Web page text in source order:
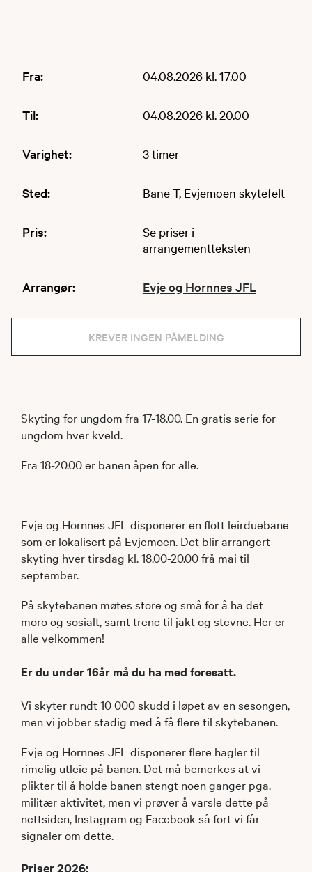
Fra: 04.08.2026 kl. 17.00
Til: 04.08.2026 kl. 20.00
Varighet: 3 timer
Sted: Bane T, Evjemoen skytefelt
Pris:
Se priser i
arrangementteksten
Arrangør: Evje og Hornnes JFL
KREVER INGEN PÅMELDING
Skyting for ungdom fra 17-18.00. En gratis serie for
ungdom hver kveld.
Fra 18-20.00 er banen åpen for alle.
Evje og Hornnes JFL disponerer en flott leirduebane
som er lokalisert på Evjemoen. Det blir arrangert
skyting hver tirsdag kl. 18.00-20.00 frå mai til
september.
​På skytebanen møtes store og små for å ha det
moro og sosialt, samt trene til jakt og stevne. Her er
alle velkommen!
Er du under 16år må du ha med foresatt.
Vi skyter rundt 10 000 skudd i løpet av en sesongen,
men vi jobber stadig med å få flere til skytebanen.
Evje og Hornnes JFL disponerer flere hagler til
rimelig utleie på banen. Det må bemerkes at vi
plikter til å holde banen stengt noen ganger pga.
militær aktivitet, men vi prøver å varsle dette på
nettsiden, Instagram og Facebook så fort vi får
signaler om dette.
Priser 2026: